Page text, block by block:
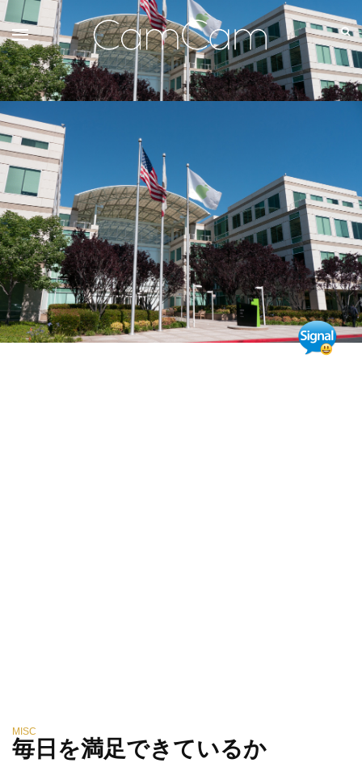
MISC
毎日を満足できているか